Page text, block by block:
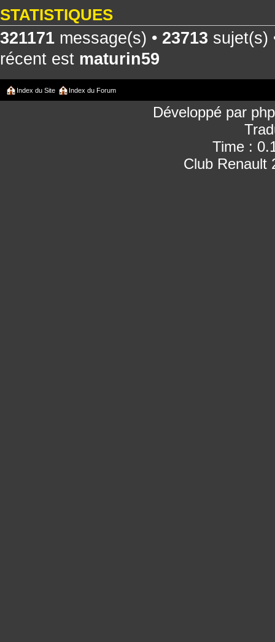
STATISTIQUES
321171 message(s) • 23713 sujet(s)
récent est maturin59
Index du Site Index du Forum
Développé par
Time :
Club Renault